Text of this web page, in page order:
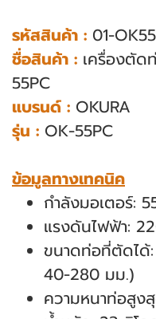
รหัสสินค้า : 01-
ชื่อสินค้า : เครื่องตัด
55PC
แบรนด์ : OKURA
รุ่น : OK-55PC
ข้อมูลทางเทคนิค
กำลังมอเตอร์:
แรงดันไฟฟ้า:
ขนาดท่อที่ตัดได้
40-280 มม.)
ความหนาท่อสูง